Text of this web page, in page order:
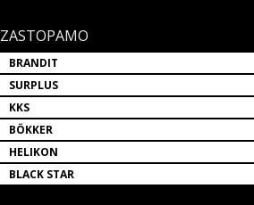
ZASTOPAMO
BRANDIT
SURPLUS
KKS
BÖKKER
HELIKON
BLACK STAR